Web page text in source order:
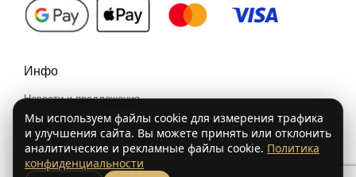
Инфо
Новости и предложения
Условия покупки
Политика конфиденциальности
Контакты
Мы используем файлы cookie для измерения трафика
и улучшения сайта. Вы можете принять или отклонить
аналитические и рекламные файлы cookie. Политика
конфиденциальности